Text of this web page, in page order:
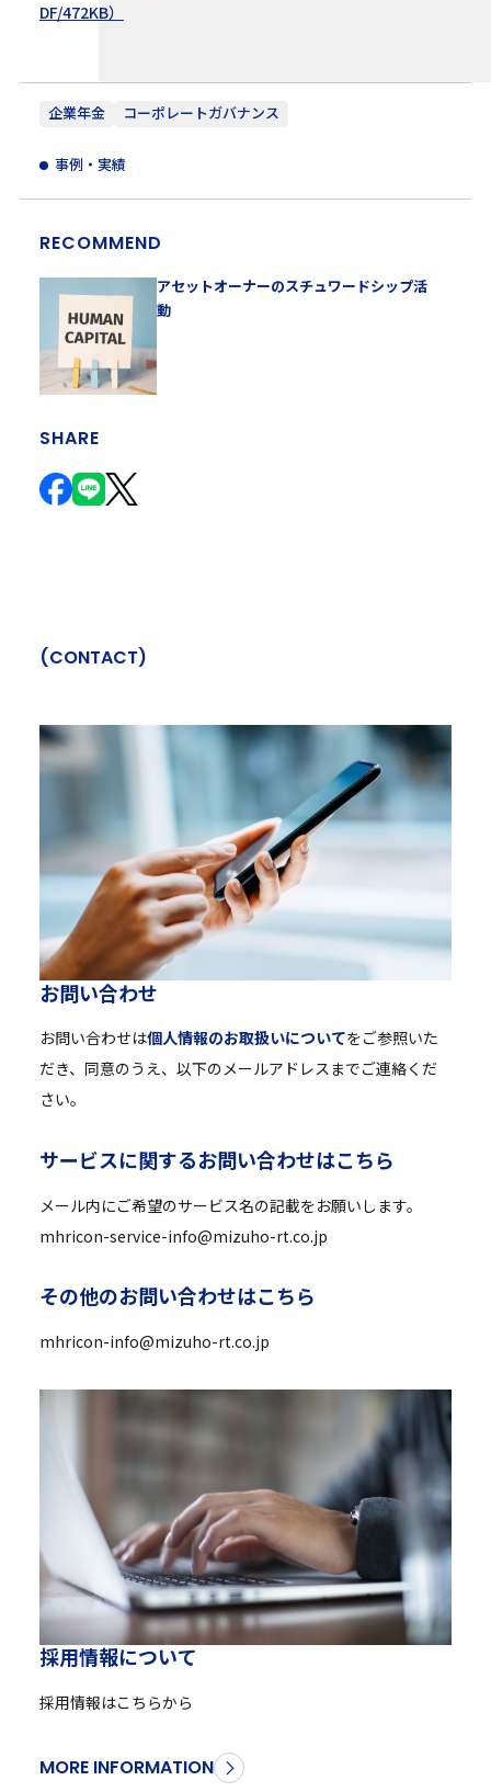
企業年金 コーポレートガバナンス
事例・実績
RECOMMEND
アセットオーナーのスチュワードシップ活
動
SHARE
DF/472KB）
(CONTACT)
お問い合わせ
お問い合わせは個人情報のお取扱いについてをご参照いた
だき、同意のうえ、以下のメールアドレスまでご連絡くだ
さい。
サービスに関するお問い合わせはこちら
メール内にご希望のサービス名の記載をお願いします。
mhricon-service-info@mizuho-rt.co.jp
その他のお問い合わせはこちら
mhricon-info@mizuho-rt.co.jp
採用情報について
採用情報はこちらから
MORE INFORMATION